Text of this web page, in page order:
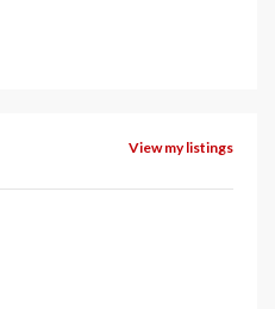
View my listings